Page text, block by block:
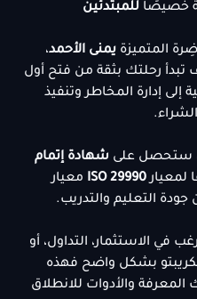
خصيصًا للمبتدئين
المتميزة يمنى الأحمد،
رحلتك بثقة من فتح أول
إدارة المخاطر وتنفيذ
ستحصل على شهادة إتمام
لمعيار ISO 29990 معيار
التعليم والتدريب.
في الاستثمار، التداول، أو
بشكل واضح فهذه
المعرفة والأدوات للانطلاق